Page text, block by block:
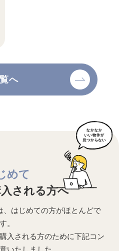
へ
めて
される方へ
、はじめての方がほとんどで
す。
入される方のために下記コン